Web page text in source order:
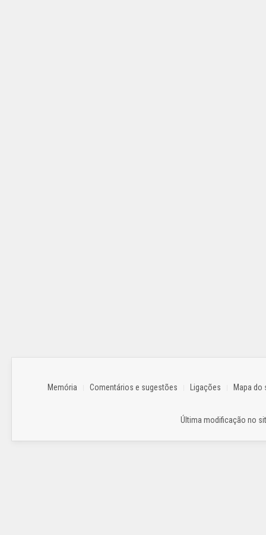
Memória Comentários e sugestões Ligações Mapa do
Última modificação no